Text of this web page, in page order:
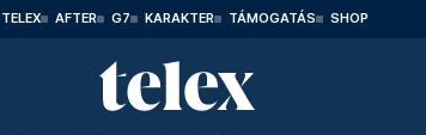
TELEX AFTER G7 KARAKTER TÁMOGATÁS SHOP